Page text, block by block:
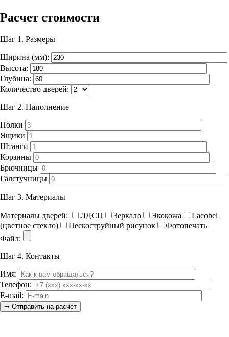
Расчет стоимости
Шаг 1. Размеры
Ширина (мм):
Высота:
Глубина:
Количество дверей:
Шаг 2. Наполнение
Полки
Ящики
Штанги
Корзины
Брючницы
Галстучницы
Шаг 3. Материалы
Материалы дверей: ЛДСП Зеркало Экокожа
Lacobel
(цветное стекло)
Пескоструйный рисунок
Фотопечать
Файл:
Шаг 4. Контакты
Имя:
Телефон:
E-mail: